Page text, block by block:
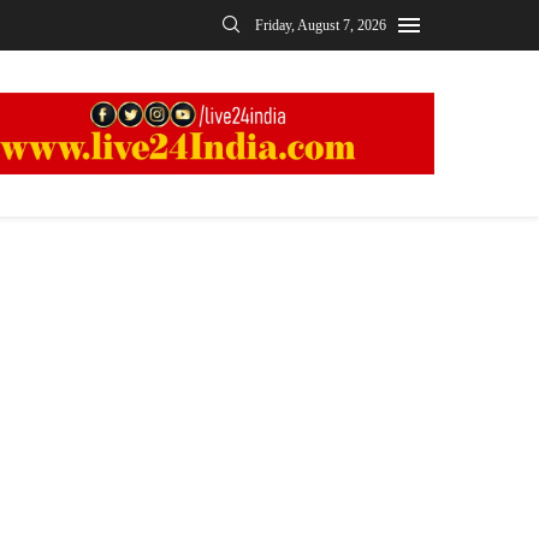
Friday, August 7, 2026